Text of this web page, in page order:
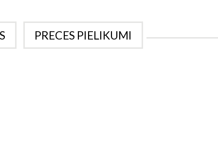
PRECES PIELIKUMI